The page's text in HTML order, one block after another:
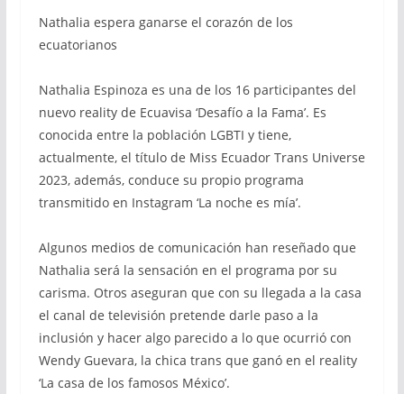
Nathalia espera ganarse el corazón de los
ecuatorianos
Nathalia Espinoza es una de los 16 participantes del
nuevo reality de Ecuavisa ‘Desafío a la Fama’. Es
conocida entre la población LGBTI y tiene,
actualmente, el título de Miss Ecuador Trans Universe
2023, además, conduce su propio programa
transmitido en Instagram ‘La noche es mía’.
Algunos medios de comunicación han reseñado que
Nathalia será la sensación en el programa por su
carisma. Otros aseguran que con su llegada a la casa
el canal de televisión pretende darle paso a la
inclusión y hacer algo parecido a lo que ocurrió con
Wendy Guevara, la chica trans que ganó en el reality
‘La casa de los famosos México’.